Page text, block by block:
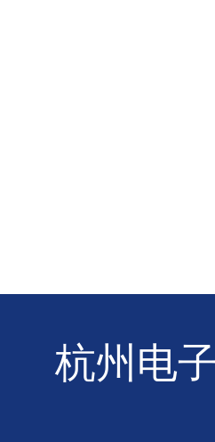
杭州电